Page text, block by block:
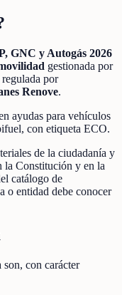
GNC y Autogás 2026
gestionada por
por
Renove.
ayudas para vehículos
con etiqueta ECO.
de la ciudadanía y
la Constitución y en la
catálogo de
o entidad debe conocer
con carácter